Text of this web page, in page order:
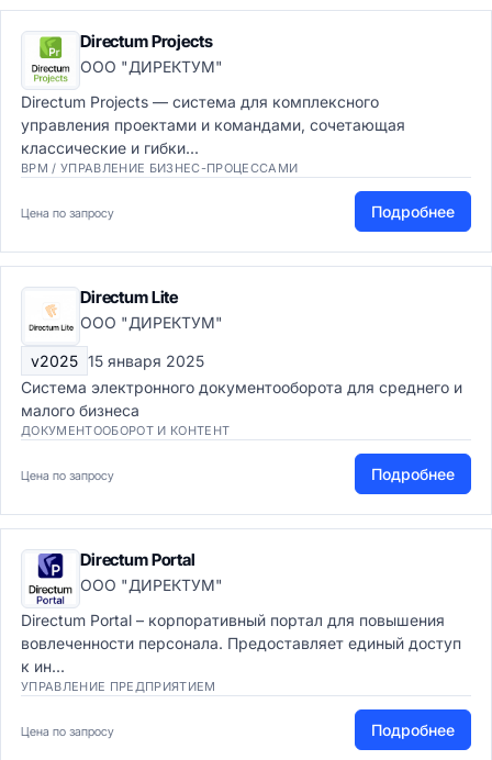
Directum Projects
ООО "ДИРЕКТУМ"
Directum Projects — система для комплексного
управления проектами и командами, сочетающая
классические и гибки...
BPM / УПРАВЛЕНИЕ БИЗНЕС-ПРОЦЕССАМИ
Цена по запросу Подробнее
Directum Lite
ООО "ДИРЕКТУМ"
v2025 15 января 2025
Cистема электронного документооборота для среднего и
малого бизнеса
ДОКУМЕНТООБОРОТ И КОНТЕНТ
Цена по запросу Подробнее
Directum Portal
ООО "ДИРЕКТУМ"
Directum Portal – корпоративный портал для повышения
вовлеченности персонала. Предоставляет единый доступ
к ин...
УПРАВЛЕНИЕ ПРЕДПРИЯТИЕМ
Цена по запросу Подробнее